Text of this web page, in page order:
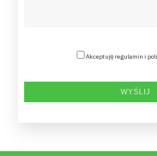
Akceptuję regulamin i